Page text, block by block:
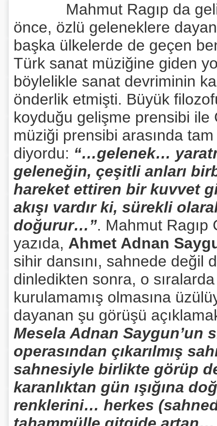
Mahmut Ragıp da
önce, özlü geleneklere
başka ülkelerde de geçen
Türk sanat müziğine giden
böylelikle sanat devriminin
önderlik etmişti. Büyük
koyduğu gelişme prensibi ile
müziği prensibi arasında
diyordu: “…gelenek…
geleneğin, çeşitli anları
hareket ettiren bir kuvvet
akışı vardır ki, sürekli
doğurur…”. Mahmut Ragıp
yazıda, Ahmet Adnan
sihir dansını, sahnede değil
dinledikten sonra, o
kurulamamış olmasına
dayanan şu görüşü
Mesela Adnan Saygun’un
operasından çıkarılmış
sahnesiyle birlikte görüp
karanlıktan gün ışığına
renklerini… herkes